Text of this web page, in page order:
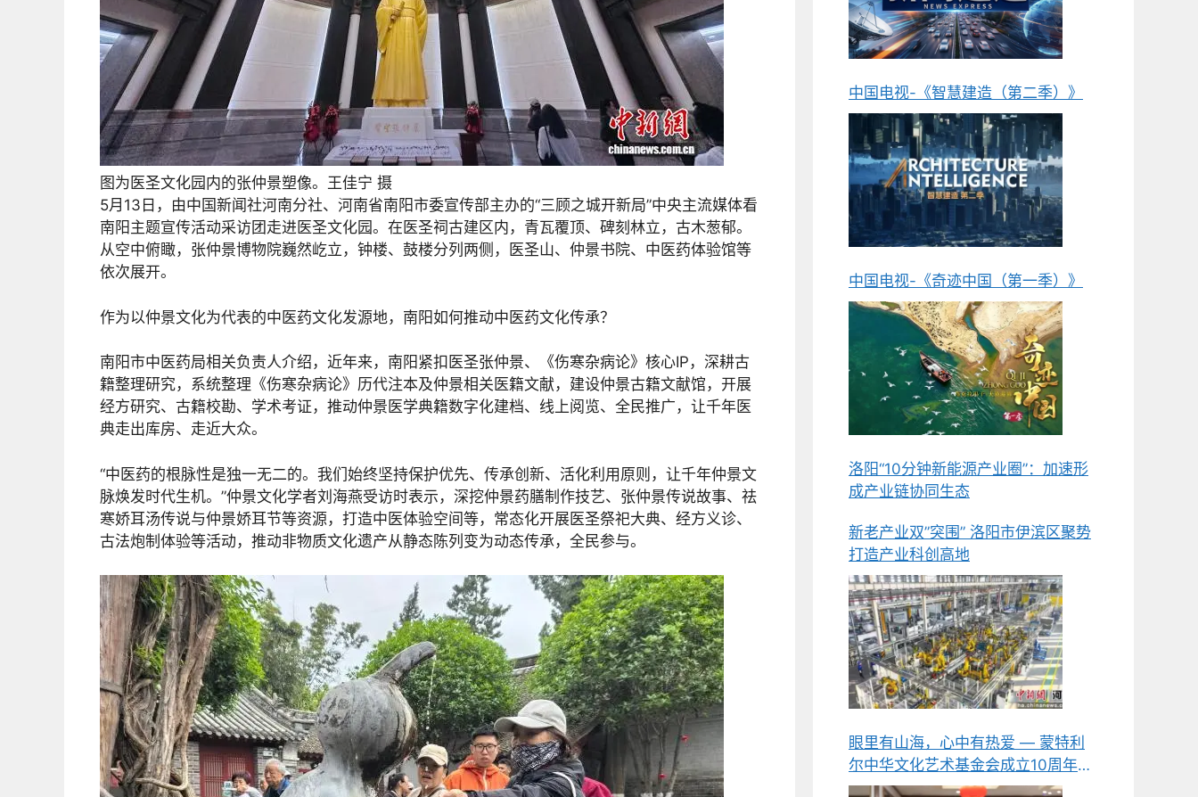
图为医圣文化园内的张仲景塑像。王佳宁 摄
5月13日，由中国新闻社河南分社、河南省南阳市委宣传部主办的“三顾之城开新局”中央主流媒体看
南阳主题宣传活动采访团走进医圣文化园。在医圣祠古建区内，青瓦覆顶、碑刻林立，古木葱郁。
从空中俯瞰，张仲景博物院巍然屹立，钟楼、鼓楼分列两侧，医圣山、仲景书院、中医药体验馆等
依次展开。
作为以仲景文化为代表的中医药文化发源地，南阳如何推动中医药文化传承？
南阳市中医药局相关负责人介绍，近年来，南阳紧扣医圣张仲景、《伤寒杂病论》核心IP，深耕古
籍整理研究，系统整理《伤寒杂病论》历代注本及仲景相关医籍文献，建设仲景古籍文献馆，开展
经方研究、古籍校勘、学术考证，推动仲景医学典籍数字化建档、线上阅览、全民推广，让千年医
典走出库房、走近大众。
“中医药的根脉性是独一无二的。我们始终坚持保护优先、传承创新、活化利用原则，让千年仲景文
脉焕发时代生机。”仲景文化学者刘海燕受访时表示，深挖仲景药膳制作技艺、张仲景传说故事、祛
寒娇耳汤传说与仲景娇耳节等资源，打造中医体验空间等，常态化开展医圣祭祀大典、经方义诊、
古法炮制体验等活动，推动非物质文化遗产从静态陈列变为动态传承，全民参与。
中国电视-《智慧建造（第二季）》
中国电视-《奇迹中国（第一季）》
洛阳“10分钟新能源产业圈”：加速形
成产业链协同生态
新老产业双”突围” 洛阳市伊滨区聚势
打造产业科创高地
眼里有山海，心中有热爱 — 蒙特利
尔中华文化艺术基金会成立10周年庆
典侧记